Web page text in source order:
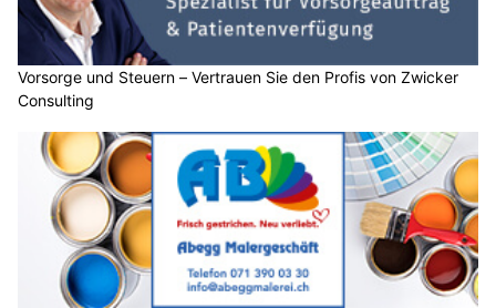
Vorsorge und Steuern – Vertrauen Sie den Profis von Zwicker
Consulting